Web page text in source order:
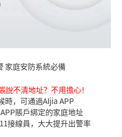
家庭安防系統必備
不清地址？不用擔心！
時，可通過AIjia APP
賬戶綁定的家庭地址
接線員，大大提升出警率